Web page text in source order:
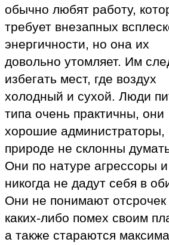
обычно любят работу,
требует внезапных
энергичности, но она их
довольно утомляет. Им
избегать мест, где воздух
холодный и сухой. Люди
типа очень практичны, они
хорошие администраторы,
природе не склонны
Они по натуре агрессоры и
никогда не дадут себя в
Они не понимают отсрочек
каких-либо помех своим
а также стараются